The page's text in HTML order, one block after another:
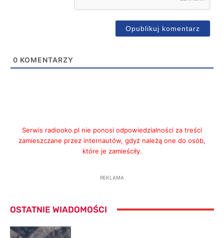
0 KOMENTARZY
Serwis radiooko.pl nie ponosi odpowiedzialności za treści
zamieszczane przez internautów, gdyż należą one do osób,
które je zamieściły.
REKLAMA
OSTATNIE WIADOMOŚCI